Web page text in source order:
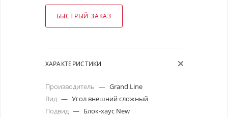
БЫСТРЫЙ ЗАКАЗ
ХАРАКТЕРИСТИКИ
Производитель — Grand Line
Вид — Угол внешний сложный
Подвид — Блок-хаус New